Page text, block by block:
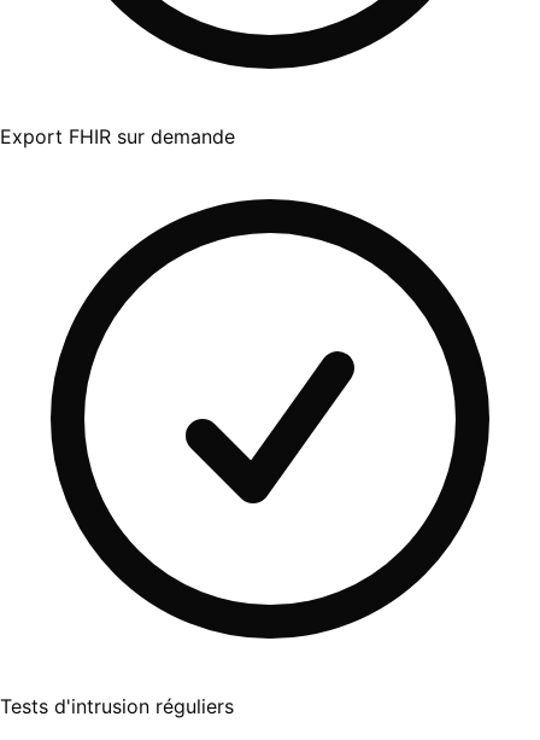
Export FHIR sur demande
Tests d'intrusion réguliers